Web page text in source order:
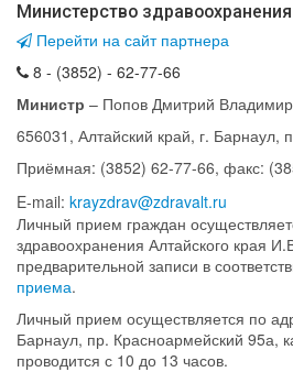
Министерство
Перейти на сайт партнера
8 - (3852) - 62-77-66
Министр – Попов Дмитрий
656031, Алтайский край, г. Барнаул,
Приёмная: (3852) 62-77-66, факс:
E-mail: krayzdrav@zdravalt.ru
Личный прием граждан
здравоохранения Алтайского края
предварительной записи в
приема.
Личный прием осуществляется по
Барнаул, пр. Красноармейский 95а,
проводится с 10 до 13 часов.